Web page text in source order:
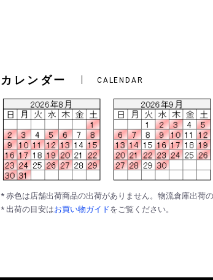
カレンダー CALENDAR
* 赤色は店舗出荷商品の出荷がありません。物流倉庫出荷
* 出荷の目安はお買い物ガイドをご覧ください。